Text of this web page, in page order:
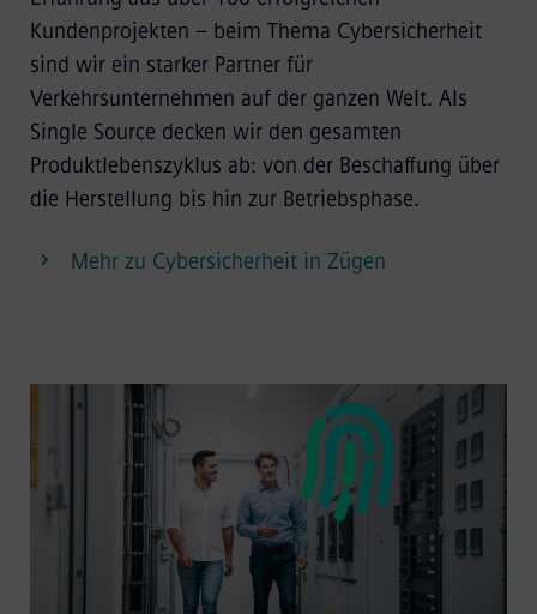
Kundenprojekten – beim Thema Cybersicherheit
sind wir ein starker Partner für
Verkehrsunternehmen auf der ganzen Welt. Als
Single Source decken wir den gesamten
Produktlebenszyklus ab: von der Beschaffung über
die Herstellung bis hin zur Betriebsphase.
Mehr zu Cybersicherheit in Zügen